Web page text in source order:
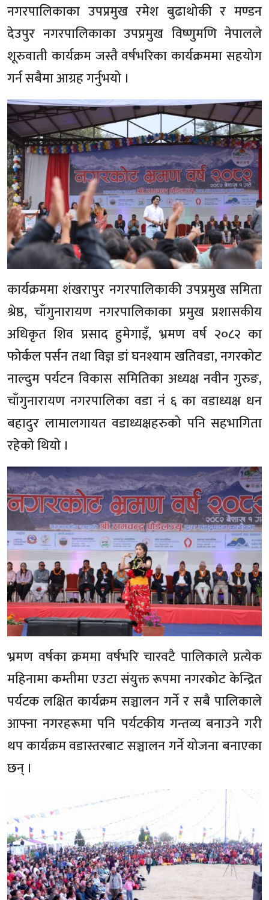
नगरपालिकाका उपप्रमुख रमेश बुढाथोकी र मण्डन
देउपुर नगरपालिकाका उपप्रमुख विष्णुमणि नेपालले
शूरुवाती कार्यक्रम जस्तै वर्षभरिका कार्यक्रममा सहयोग
गर्न सबैमा आग्रह गर्नुभयो ।
कार्यक्रममा शंखरापुर नगरपालिकाकी उपप्रमुख समिता
श्रेष्ठ, चाँगुनारायण नगरपालिकाका प्रमुख प्रशासकीय
अधिकृत शिव प्रसाद हुमेगाइँ, भ्रमण वर्ष २०८२ का
फोर्कल पर्सन तथा विज्ञ डां घनश्याम खतिवडा, नगरकोट
नाल्दुम पर्यटन विकास समितिका अध्यक्ष नवीन गुरुङ,
चाँगुनारायण नगरपालिका वडा नंं ६ का वडाध्यक्ष धन
बहादुर लामालगायत वडाध्यक्षहरुको पनि सहभागिता
रहेको थियो ।
भ्रमण वर्षका क्रममा वर्षभरि चारवटै पालिकाले प्रत्येक
महिनामा कम्तीमा एउटा संयुक्त रूपमा नगरकोट केन्द्रित
पर्यटक लक्षित कार्यक्रम सञ्चालन गर्ने र सबै पालिकाले
आफ्ना नगरहरूमा पनि पर्यटकीय गन्तव्य बनाउने गरी
थप कार्यक्रम वडास्तरबाट सञ्चालन गर्ने योजना बनाएका
छन् ।